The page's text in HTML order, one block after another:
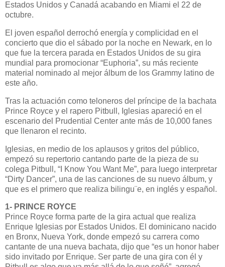
Estados Unidos y Canadá acabando en Miami el 22 de
octubre.
El joven español derrochó energía y complicidad en el
concierto que dio el sábado por la noche en Newark, en lo
que fue la tercera parada en Estados Unidos de su gira
mundial para promocionar “Euphoria”, su más reciente
material nominado al mejor álbum de los Grammy latino de
este año.
Tras la actuación como teloneros del príncipe de la bachata
Prince Royce y el rapero Pitbull, Iglesias apareció en el
escenario del Prudential Center ante más de 10,000 fanes
que llenaron el recinto.
Iglesias, en medio de los aplausos y gritos del público,
empezó su repertorio cantando parte de la pieza de su
colega Pitbull, “I Know You Want Me”, para luego interpretar
“Dirty Dancer”, una de las canciones de su nuevo álbum, y
que es el primero que realiza bilingu¨e, en inglés y español.
1- PRINCE ROYCE
Prince Royce forma parte de la gira actual que realiza
Enrique Iglesias por Estados Unidos. El dominicano nacido
en Bronx, Nueva York, donde empezó su carrera como
cantante de una nueva bachata, dijo que “es un honor haber
sido invitado por Enrique. Ser parte de una gira con él y